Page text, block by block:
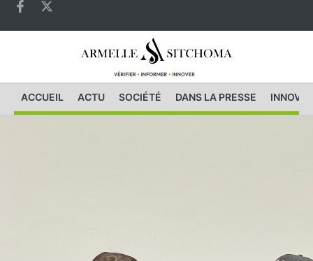
ACCUEIL ACTU SOCIÉTÉ DANS LA PRESSE